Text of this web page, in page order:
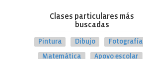
Clases particulares más
buscadas
Pintura Dibujo Fotografía
Matemática Apoyo escolar